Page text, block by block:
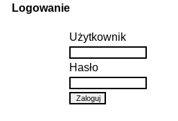
Logowanie
Użytkownik
Hasło